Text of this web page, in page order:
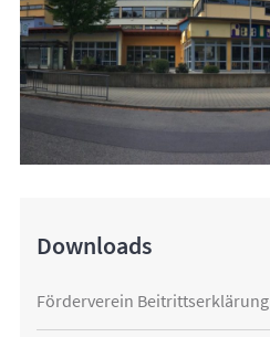
Downloads
Förderverein Beitrittserklärung